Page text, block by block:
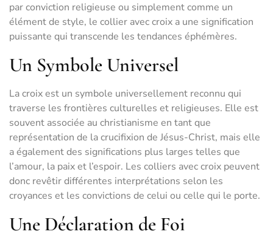
par conviction religieuse ou simplement comme un
élément de style, le collier avec croix a une signification
puissante qui transcende les tendances éphémères.
Un Symbole Universel
La croix est un symbole universellement reconnu qui
traverse les frontières culturelles et religieuses. Elle est
souvent associée au christianisme en tant que
représentation de la crucifixion de Jésus-Christ, mais elle
a également des significations plus larges telles que
l’amour, la paix et l’espoir. Les colliers avec croix peuvent
donc revêtir différentes interprétations selon les
croyances et les convictions de celui ou celle qui le porte.
Une Déclaration de Foi